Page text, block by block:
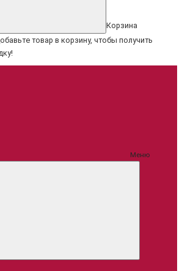
Корзина
товар в корзину, чтобы получить
Меню